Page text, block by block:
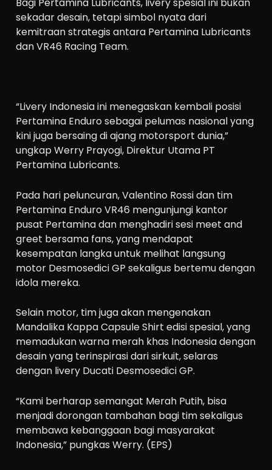
sekadar desain, tetapi simbol nyata dari
kemitraan strategis antara Pertamina Lubricants
dan VR46 Racing Team.
“Livery Indonesia ini menegaskan kembali posisi
Pertamina Enduro sebagai pelumas nasional yang
kini juga bersaing di ajang motorsport dunia,”
ungkap Werry Prayogi, Direktur Utama PT
Pertamina Lubricants.
Pada hari peluncuran, Valentino Rossi dan tim
Pertamina Enduro VR46 mengunjungi kantor
pusat Pertamina dan menghadiri sesi meet and
greet bersama fans, yang mendapat
kesempatan langka untuk melihat langsung
motor Desmosedici GP sekaligus bertemu dengan
idola mereka.
Selain motor, tim juga akan mengenakan
Mandalika Kappa Capsule Shirt edisi spesial, yang
memadukan warna merah khas Indonesia dengan
desain yang terinspirasi dari sirkuit, selaras
dengan livery Ducati Desmosedici GP.
“Kami berharap semangat Merah Putih, bisa
menjadi dorongan tambahan bagi tim sekaligus
membawa kebanggaan bagi masyarakat
Indonesia,” pungkas Werry. (EPS)